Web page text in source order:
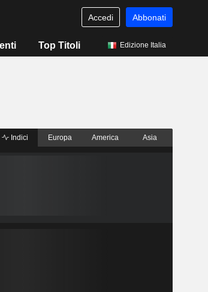
Accedi Abbonati
Top Titoli Edizione Italia
Indici Europa America Asia